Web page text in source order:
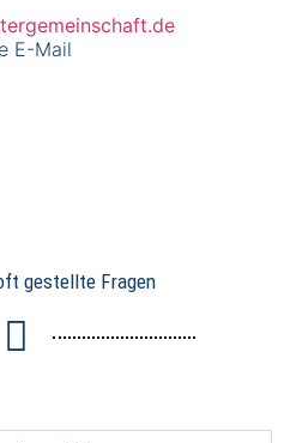
E-Mail
gestellte Fragen